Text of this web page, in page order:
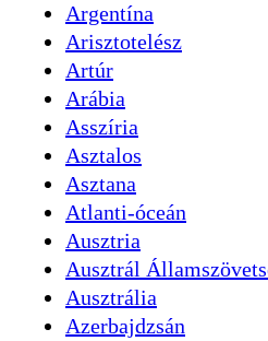
Argentína
Arisztotelész
Artúr
Arábia
Asszíria
Asztalos
Asztana
Atlanti-óceán
Ausztria
Ausztrál
Ausztrália
Azerbajdzsán